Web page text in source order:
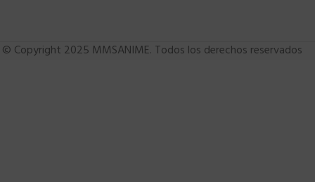
© Copyright 2025 MMSANIME. Todos los derechos reservados